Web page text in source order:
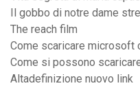
Il gobbo di notre dame
The reach film
Come scaricare microsoft
Come si possono
Altadefinizione nuovo link